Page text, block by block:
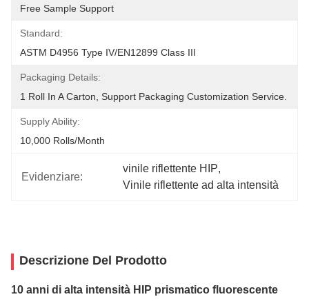
Free Sample Support
Standard:
ASTM D4956 Type IV/EN12899 Class III
Packaging Details:
1 Roll In A Carton, Support Packaging Customization Service.
Supply Ability:
10,000 Rolls/month
Evidenziare:
vinile riflettente HIP,
Vinile riflettente ad alta intensità
Descrizione Del Prodotto
10 anni di alta intensità HIP prismatico fluorescente